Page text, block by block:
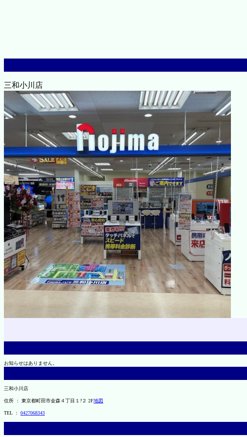
三和小川店
お知らせはありません。
三和小川店
住所 ： 東京都町田市金森４丁目１?２ 2F地図
TEL ： 0427068343